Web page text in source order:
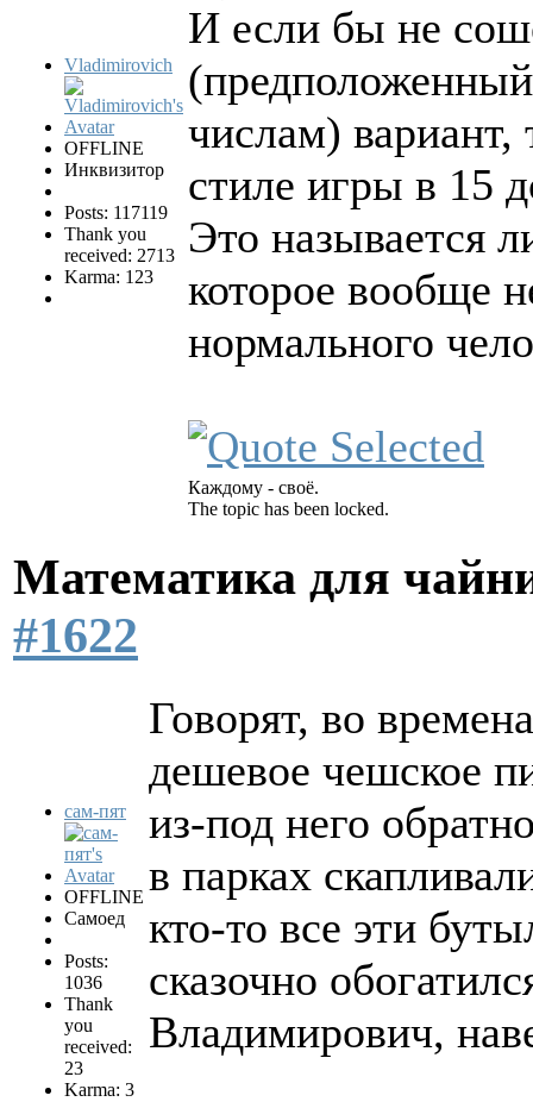
Vladimirovich
OFFLINE
Инквизитор
Posts: 117119
Thank you
received: 2713
Karma: 123
И если бы не
числам)
стиле игры в 15
Это называется
которое вообще
нормального
Каждому - своё.
The topic has been locked.
Математика для
#1622
сам-пят
OFFLINE
Самоед
Posts:
1036
Thank
you
received:
23
Karma: 3
Говорят, во
дешевое чешское
из-под него
в парках
кто-то все эти
сказочно
Владимирович,